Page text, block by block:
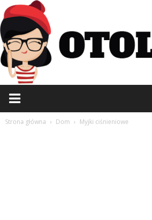
Strona główna Dom Myjki ciśnieniowe